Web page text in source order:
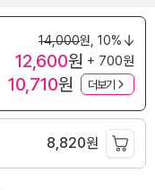
14,000원, 10%
12,600원 + 700원
10,710원 더보기
8,820원